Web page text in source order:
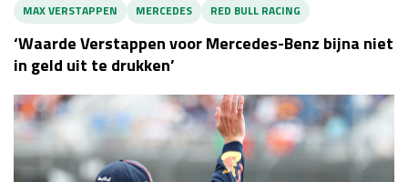
GP AZERBEIDZJAN 2026 24 - 26 sep
GP SINGAPORE 2026
Kwalificatie
za 15:00 - 16:00
Race
zo 14:00 - 16:00
MAX VERSTAPPEN
MERCEDES RED BULL RACING
‘Waarde Verstappen voor Mercedes-Benz bijna niet
in geld uit te drukken’